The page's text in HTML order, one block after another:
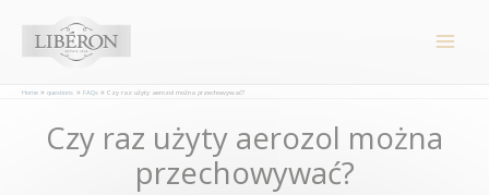
Home questions FAQs Czy raz użyty aerozol można przechowywać?
Czy raz użyty aerozol można
przechowywać?
navigation